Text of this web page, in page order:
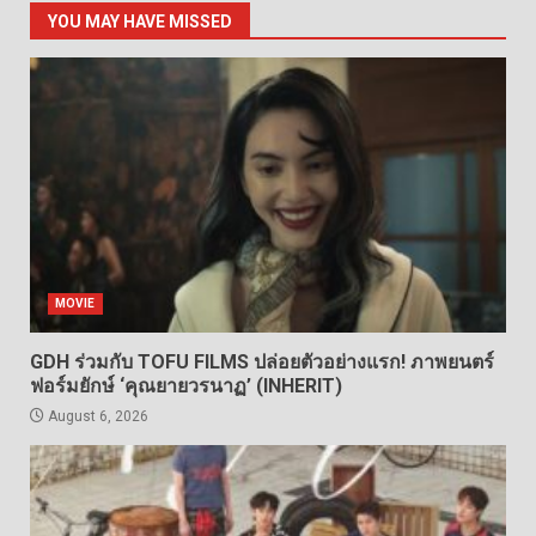
YOU MAY HAVE MISSED
MOVIE
GDH ร่วมกับ TOFU FILMS ปล่อยตัวอย่างแรก! ภาพยนตร์
ฟอร์มยักษ์ ‘คุณยายวรนาฏ’ (INHERIT)
August 6, 2026